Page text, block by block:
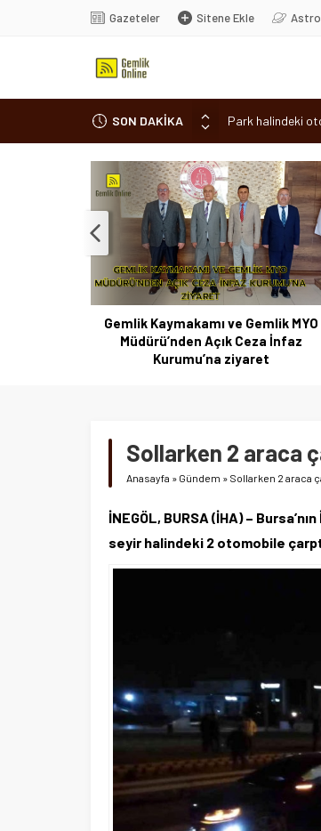
Gazeteler Sitene Ekle
SON DAKİKA
Park halindeki
Osmangazi’de
7 aylık
Nilüfer’de ruhsat
Romanya’da
Gemlik Kaymakamı ve Gemlik MYO
Müdürü’nden Açık Ceza İnfaz
Kurumu’na ziyaret
Sollarken 2 araca
Anasayfa » Gündem » Sollarken 2 araca
İNEGÖL, BURSA (İHA) –
seyir halindeki 2 otomobile